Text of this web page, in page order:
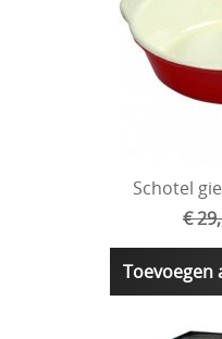
Schotel
€
Toevoegen